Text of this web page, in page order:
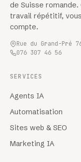
de Suisse
travail répétitif,
compte.
Rue du Grand-Pré
076 307 46 56
SERVICES
Agents IA
Automatisation
Sites web & SEO
Marketing IA